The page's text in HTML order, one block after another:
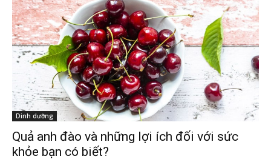
Dinh dưỡng
Quả anh đào và những lợi ích đối với sức
khỏe bạn có biết?